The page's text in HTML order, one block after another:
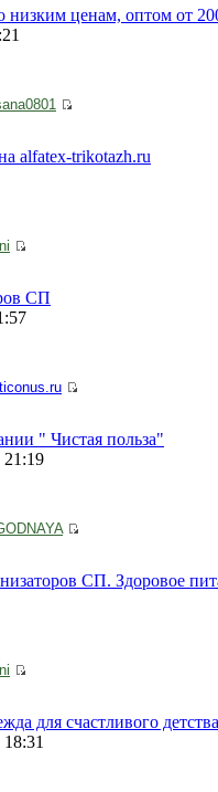
низким ценам, оптом от
alfatex-trikotazh.ru
СП
" Чистая польза"
21:19
СП. Здоровое
для счастливого